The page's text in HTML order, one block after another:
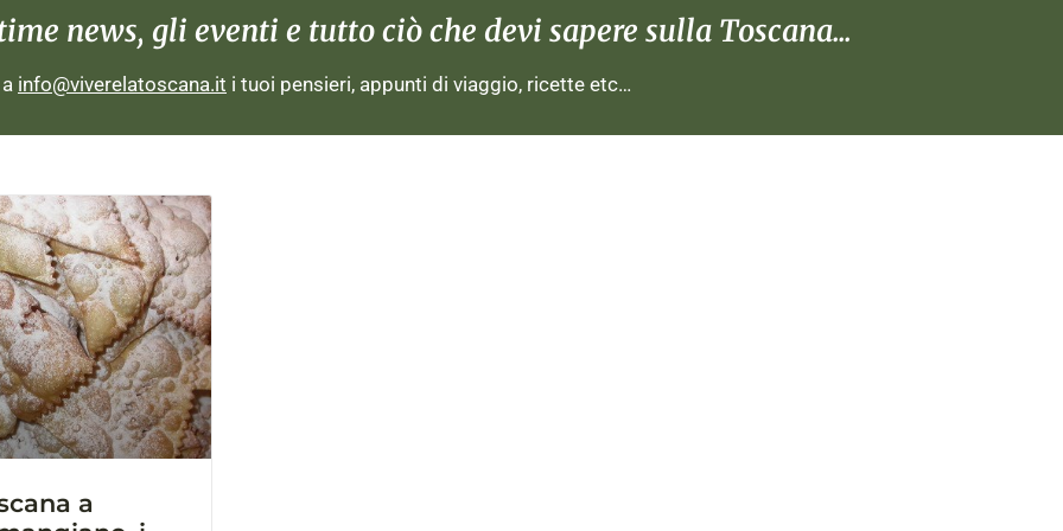
news, gli eventi e tutto ciò che devi sapere sulla Toscana...
info@viverelatoscana.it i tuoi pensieri, appunti di viaggio, ricette etc…
a